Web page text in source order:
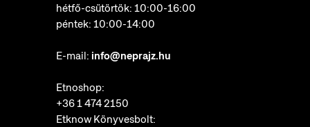
hétfő-csütörtök: 10:00-16:00
péntek: 10:00-14:00
E-mail: info@neprajz.hu
Etnoshop:
+36 1 474 2150
Etknow Könyvesbolt: